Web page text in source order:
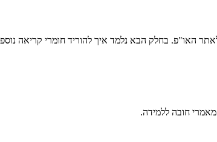
האו"פ. בחלק הבא נלמד איך להוריד חומרי קריאה
חובה ללמידה.